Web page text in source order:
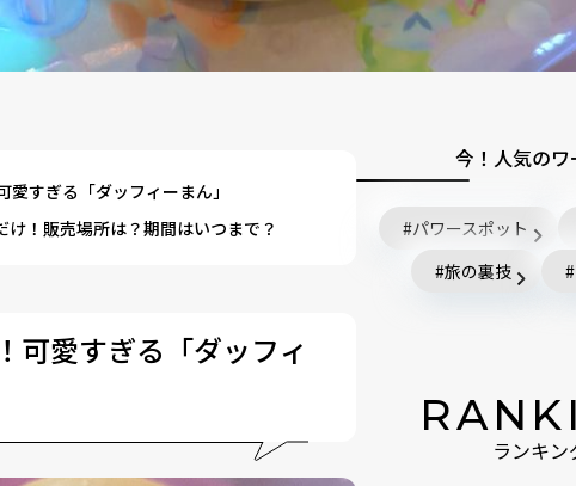
すぎる「ダッフィーまん」
け！販売場所は？期間はいつまで？
可愛すぎる「ダッフィ
今！人気のワ
パワースポット
旅の裏技
ランキン